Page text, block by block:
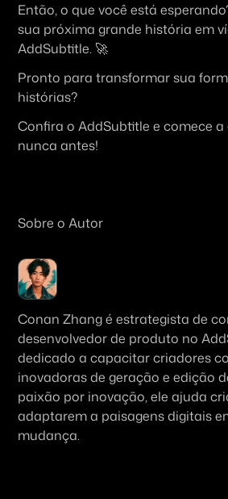
Então, o que você está
sua próxima grande história em
AddSubtitle. 🚀
Pronto para transformar sua
histórias?
Confira o AddSubtitle e comece
nunca antes!
Sobre o Autor
Conan Zhang é estrategista de
desenvolvedor de produto no
dedicado a capacitar criadores
inovadoras de geração e edição
paixão por inovação, ele ajuda
adaptarem a paisagens digitais
mudança.